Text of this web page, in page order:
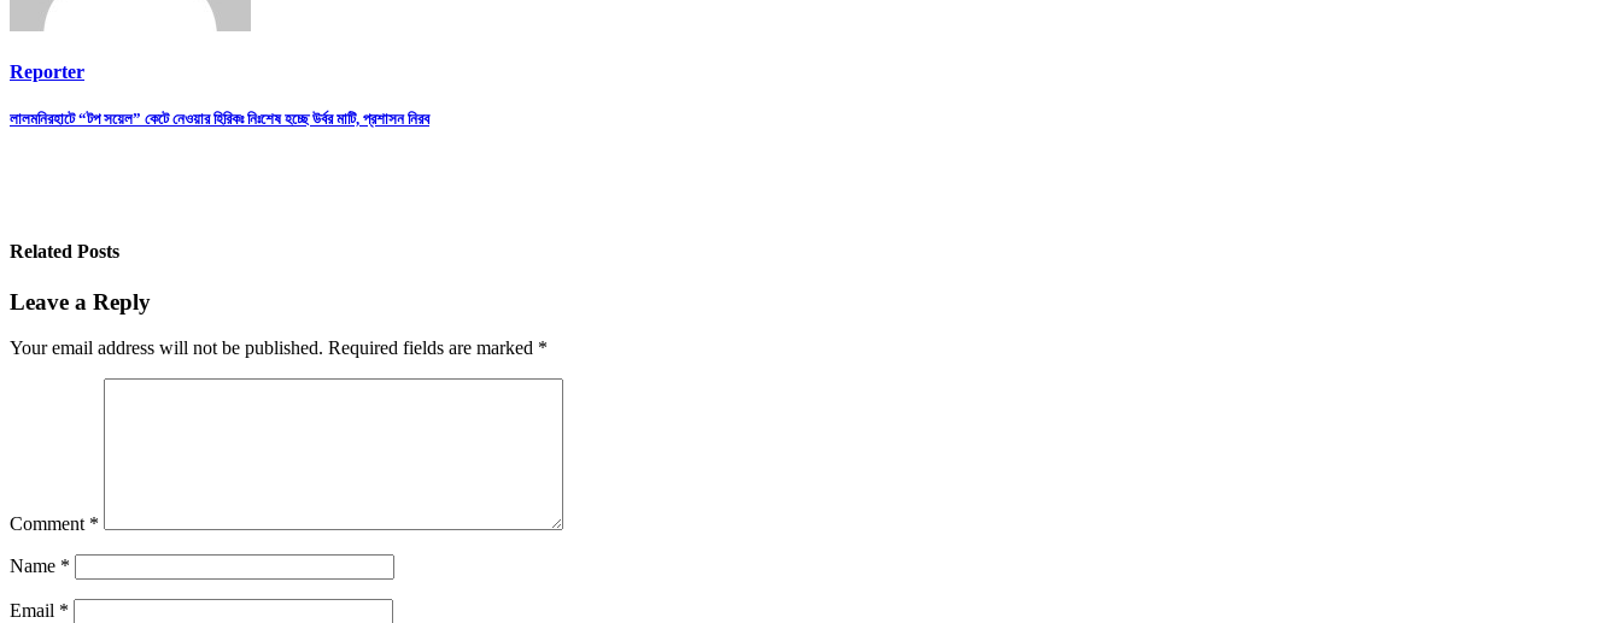
Reporter
Post
লালমনিরহাটে “টপ সয়েল” কেটে নেওয়ার হিরিকঃ নিঃশেষ হচ্ছে উর্বর মাটি, প্রশাসন নিরব
Related Posts
Leave a Reply
Your email address will not be published. Required fields are marked *
Comment *
Name *
Email *